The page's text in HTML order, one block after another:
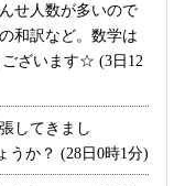
せ人数が多いので
和訳など。数学は
ざいます☆ (3日12
してきまし
うか？ (28日0時1分)